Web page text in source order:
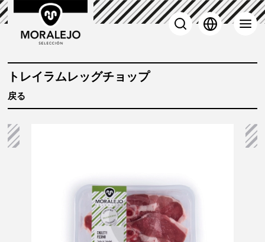
トレイラムレッグチョップ
戻る